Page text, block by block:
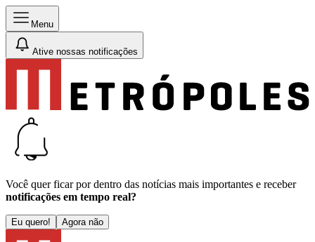
Menu
Ative nossas notificações
Você quer ficar por dentro das notícias mais importantes e receber
notificações em tempo real?
Eu quero! Agora não